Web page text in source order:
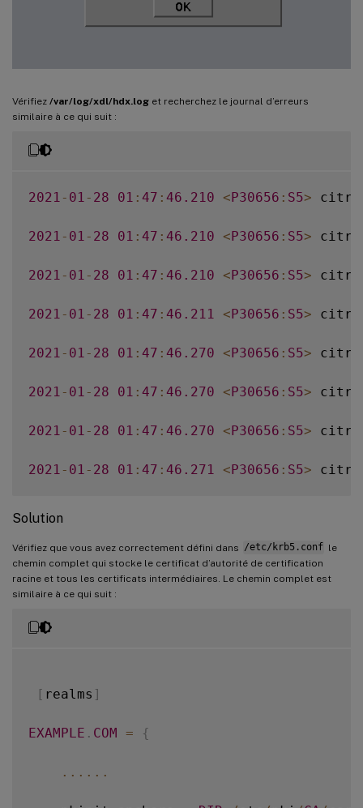
Vérifiez /var/log/xdl/hdx.log et recherchez le journal d’erreurs
similaire à ce qui suit :
2021 - 01 - 28 01 : 47 : 46.210 <P30656 : S5>
2021 - 01 - 28 01 : 47 : 46.210 <P30656 : S5>
2021 - 01 - 28 01 : 47 : 46.210 <P30656 : S5>
2021 - 01 - 28 01 : 47 : 46.211 <P30656 : S5>
2021 - 01 - 28 01 : 47 : 46.270 <P30656 : S5>
2021 - 01 - 28 01 : 47 : 46.270 <P30656 : S5>
2021 - 01 - 28 01 : 47 : 46.270 <P30656 : S5>
2021 - 01 - 28 01 : 47 : 46.271 <P30656 : S5>
2021-01- 28 01:47:46.271 <P30656:S5>
2021-01-28 01:47:46.271 <P30656:S5>
2021
Solution
Vérifiez que vous avez correctement défini dans /etc/krb5.conf le
chemin complet qui stocke le certificat d’autorité de certification
racine et tous les certificats intermédiaires. Le chemin complet est
similaire à ce qui suit :
[ realms ]
EXAMPLE . COM = {
... ...